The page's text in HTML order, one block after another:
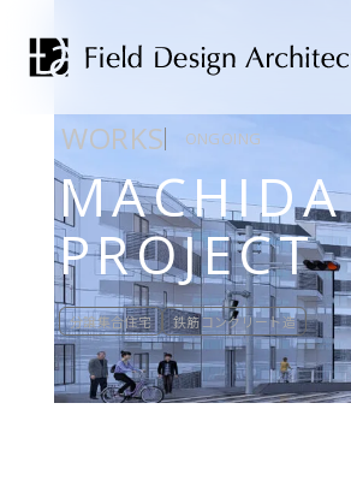
WORKS ONGOING
PROJECT
分譲集合住宅 鉄筋コンクリート造